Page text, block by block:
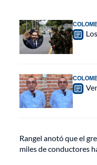
Rangel anotó que el
miles de conductores